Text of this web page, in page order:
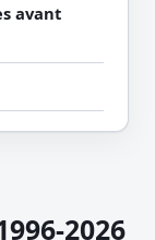
avant
2026